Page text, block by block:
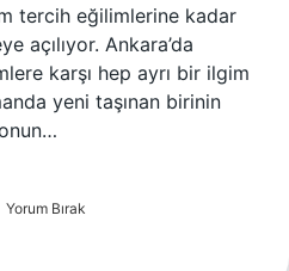
tercih eğilimlerine kadar
açılıyor. Ankara’da
karşı hep ayrı bir ilgim
yeni taşınan birinin
Yorum Bırak